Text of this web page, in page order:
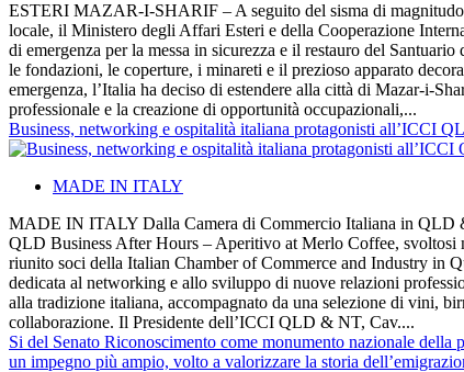
ESTERI MAZAR-I-SHARIF – A seguito del sisma di magnitudo
locale, il Ministero degli Affari Esteri e della Cooperazione
di emergenza per la messa in sicurezza e il restauro del
le fondazioni, le coperture, i minareti e il prezioso apparato
emergenza, l’Italia ha deciso di estendere alla città di Mazar-i-
professionale e la creazione di opportunità occupazionali,...
Business, networking e ospitalità italiana protagonisti all’ICCI
MADE IN ITALY
MADE IN ITALY Dalla Camera di Commercio Italiana in QLD
QLD Business After Hours – Aperitivo at Merlo Coffee,
riunito soci della Italian Chamber of Commerce and Industry in
dedicata al networking e allo sviluppo di nuove relazioni
alla tradizione italiana, accompagnato da una selezione di vini,
collaborazione. Il Presidente dell’ICCI QLD & NT, Cav....
Si del Senato Riconoscimento come monumento nazionale
un impegno più ampio, volto a valorizzare la storia